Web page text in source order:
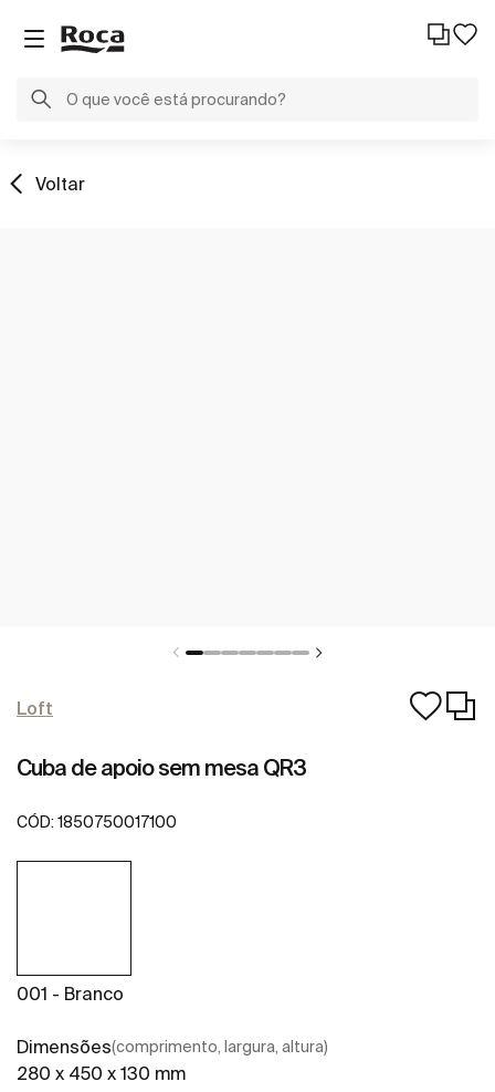
Voltar
Loft
Cuba de apoio sem mesa QR3
CÓD: 1850750017100
001 - Branco
Dimensões(comprimento, largura, altura)
280 x 450 x 130 mm